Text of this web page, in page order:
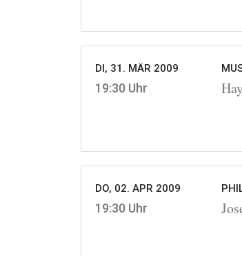
DI, 31. MÄR 2009
19:30 Uhr
DO, 02. APR 2009
19:30 Uhr